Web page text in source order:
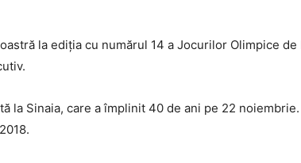
la ediția cu numărul 14 a Jocurilor Olimpice
la Sinaia, care a împlinit 40 de ani pe 22